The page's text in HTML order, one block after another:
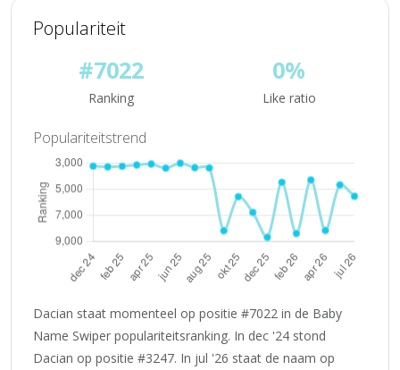
Populariteit
#7022
Ranking
0%
Like ratio
Populariteitstrend
Dacian staat momenteel op positie #7022 in de Baby
Name Swiper populariteitsranking. In dec '24 stond
Dacian op positie #3247. In jul '26 staat de naam op